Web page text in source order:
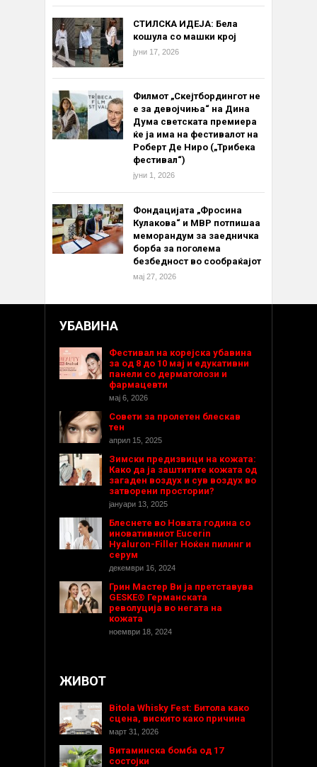
СТИЛСКА ИДЕЈА: Бела
кошула со машки крој
јуни 17, 2026
Филмот „Скејтбордингот не
е за девојчиња“ на Дина
Дума светската премиера
ќе ја има на фестивалот на
Роберт Де Ниро („Трибека
фестивал“)
јуни 1, 2026
Фондацијата „Фросина
Кулакова“ и МВР потпишаа
меморандум за заедничка
борба за поголема
безбедност во сообраќајот
мај 27, 2026
УБАВИНА
Фестивал на корејска убавина
за од 8 до 10 мај и едукативни
панели со дерматолози и
фармацевти
мај 6, 2026
Совети за пролетен блескав
тен
април 15, 2025
Зимски предизвици на кожата:
Како да ја заштитите кожата од
загаден воздух и сув воздух во
затворени простории?
јануари 13, 2025
Блеснете во Новата година со
иновативниот Eucerin
Hyaluron-Filler Ноќен пилинг и
серум
декември 16, 2024
Грин Мастер Ви ја претставува
GESKE® Германската
револуција во негата на
кожата
ноември 18, 2024
ЖИВОТ
Bitola Whisky Fest: Битола како
сцена, вискито како причина
март 31, 2026
Витаминска бомба од 17
состојки